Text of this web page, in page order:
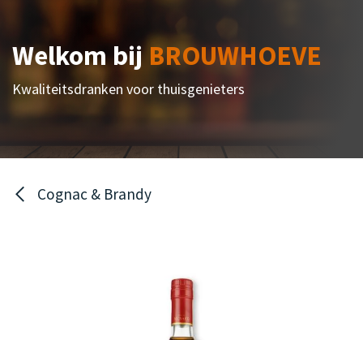
Welkom bijBROUWHOEVE
Kwaliteitsdranken voor thuisgenieters
Cognac & Brandy